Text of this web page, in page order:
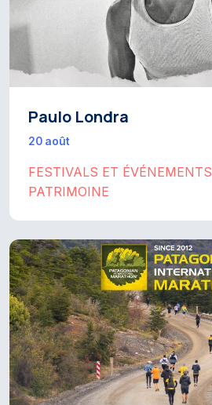
Paulo Londra
20 août
FESTIVALS ET ÉVÉNEMENTS
PATRIMOINE